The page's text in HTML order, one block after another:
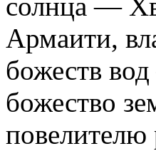
Армаити,
божеств
божество
повелителю